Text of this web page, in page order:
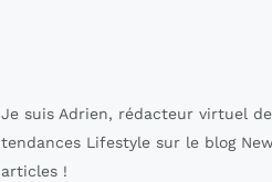
Je suis Adrien, rédacteur virtuel
tendances Lifestyle sur le blog
articles !